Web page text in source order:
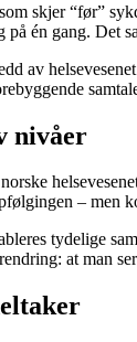
skjer “før”
én gang. Det
av
nivåer
– men
tydelige
at man